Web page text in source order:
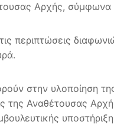
Αρχής, σύμφωνα
τις περιπτώσεις
στην υλοποίηση
της Αναθέτουσας